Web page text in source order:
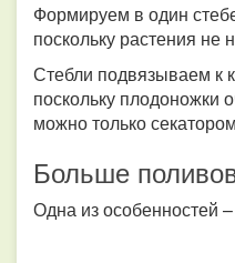
Формируем в один
поскольку растения
Стебли подвязываем к
поскольку
можно только
Больше
Одна из особенностей